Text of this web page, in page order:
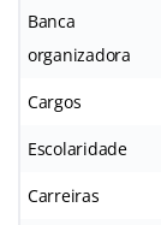
Banca
organizadora
Cargos
Escolaridade
Carreiras